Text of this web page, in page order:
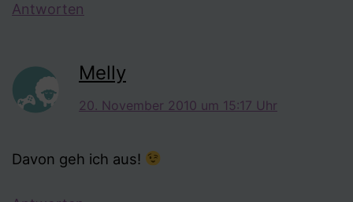
Antworten
Melly
20. November 2010 um 15:17 Uhr
Davon geh ich aus!